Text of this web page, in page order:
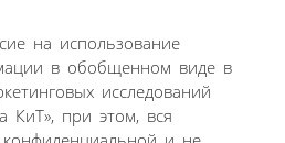
на использование
в обобщенном виде в
исследований
при этом, вся